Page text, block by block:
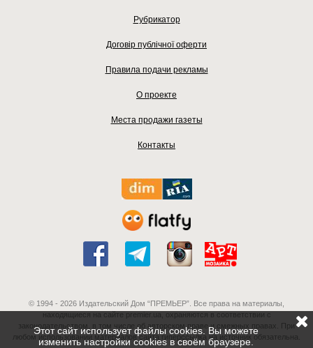
Рубрикатор
Договір публічної оферти
Правила подачи рекламы
О проекте
Места продажи газеты
Контакты
© 1994 - 2026 Издательский Дом “ПРЕМЬЕР”. Все права на материалы,
находящиеся на сайте premier.ua, охраняются в соответствии с
законодательством, в том числе об авторском праве и смежных правах. При
любом использовании материалов сайта гиперссылка на источник обязательна.
Этот сайт использует файлы cookies. Вы можете
изменить настройки cookies в своём браузере.